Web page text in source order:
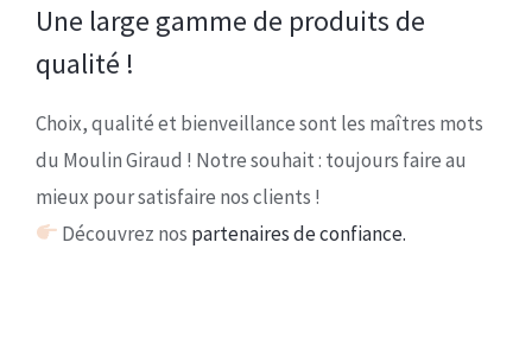
Une large gamme de produits de
qualité !
Choix, qualité et bienveillance sont les maîtres mots
du Moulin Giraud ! Notre souhait : toujours faire au
mieux pour satisfaire nos clients !
Découvrez nos partenaires de confiance.